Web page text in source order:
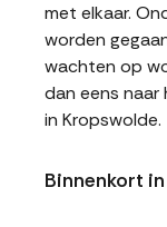
met elkaar.
worden
wachten op
dan eens
in Kropswolde.
Binnenkort